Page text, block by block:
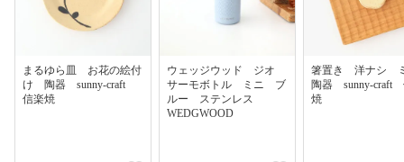
まるゆら皿 お花の絵付
け 陶器 sunny-craft
信楽焼
ウェッジウッド ジオ
サーモボトル ミニ ブ
ルー ステンレス
WEDGWOOD
箸置き 洋ナシ
陶器 sunny-craft
焼